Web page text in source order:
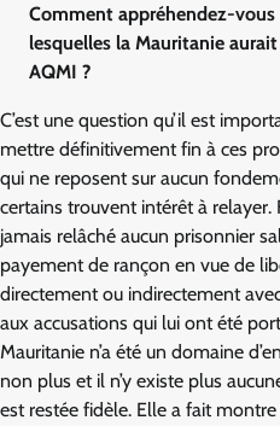
Comment appréhendez-vous
lesquelles la Mauritanie
AQMI ?
C’est une question qu’il est
mettre définitivement fin à ces
qui ne reposent sur aucun
certains trouvent intérêt à relayer.
jamais relâché aucun prisonnier
payement de rançon en vue de
directement ou indirectement
aux accusations qui lui ont été
Mauritanie n’a été un domaine
non plus et il n’y existe plus
est restée fidèle. Elle a fait